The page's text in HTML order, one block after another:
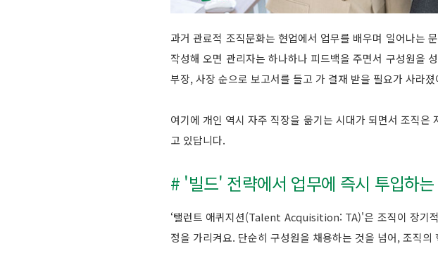
과거 관료적 조직문화는 현업에서 업무를 배우며 일어나는
작성해 오면 관리자는 하나하나 피드백을 주면서 구성원을
부장, 사장 순으로 보고서를 들고 가 결재 받을 필요가 사라졌
여기에 개인 역시 자주 직장을 옮기는 시대가 되면서 조직
고 있답니다.
# '빌드' 전략에서 업무에 즉시 투입하
‘탤런트 애퀴지션(Talent Acquisition: TA)'은 조직이 장기
정을 가리켜요. 단순히 구성원을 채용하는 것을 넘어, 조직